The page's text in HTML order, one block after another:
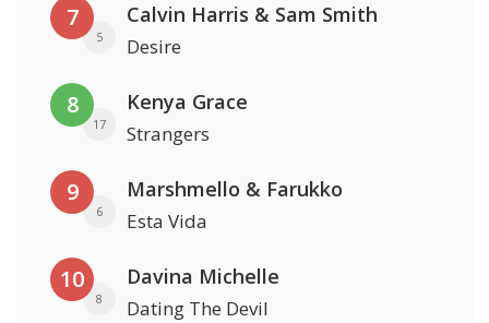
7
5
Calvin Harris & Sam Smith
Desire
8
17
Kenya Grace
Strangers
9
6
Marshmello & Farukko
Esta Vida
10
8
Davina Michelle
Dating The Devil